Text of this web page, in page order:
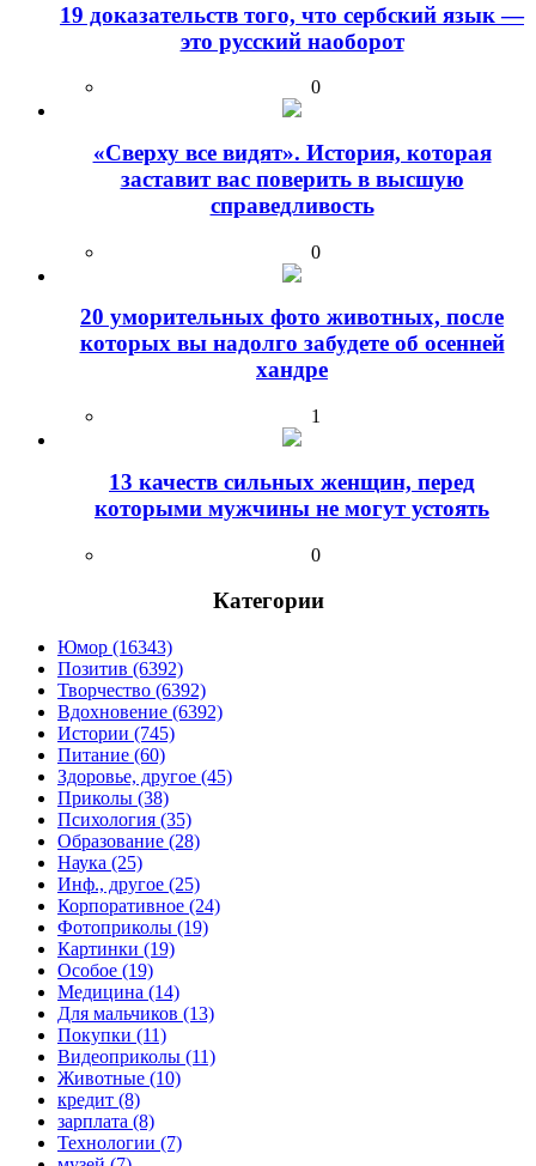
19 доказательств того, что сербский язык —
это русский наоборот
0
«Сверху все видят». История, которая
заставит вас поверить в высшую
справедливость
0
20 уморительных фото животных, после
которых вы надолго забудете об осенней
хандре
1
13 качеств сильных женщин, перед
которыми мужчины не могут устоять
0
Категории
Юмор (16343)
Позитив (6392)
Творчество (6392)
Вдохновение (6392)
Истории (745)
Питание (60)
Здоровье, другое (45)
Приколы (38)
Психология (35)
Образование (28)
Наука (25)
Инф., другое (25)
Корпоративное (24)
Фотоприколы (19)
Картинки (19)
Особое (19)
Медицина (14)
Для мальчиков (13)
Покупки (11)
Видеоприколы (11)
Животные (10)
кредит (8)
зарплата (8)
Технологии (7)